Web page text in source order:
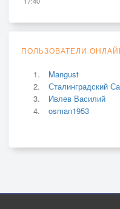
ПОЛЬЗОВАТЕЛИ
Mangust
Сталинградский
Ивлев Василий
osman1953